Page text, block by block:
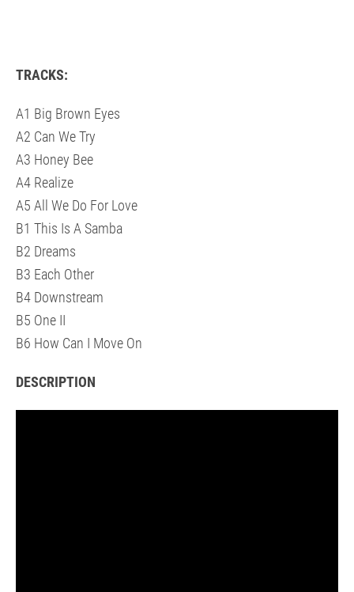
TRACKS:
A1 Big Brown Eyes
A2 Can We Try
A3 Honey Bee
A4 Realize
A5 All We Do For Love
B1 This Is A Samba
B2 Dreams
B3 Each Other
B4 Downstream
B5 One II
B6 How Can I Move On
DESCRIPTION